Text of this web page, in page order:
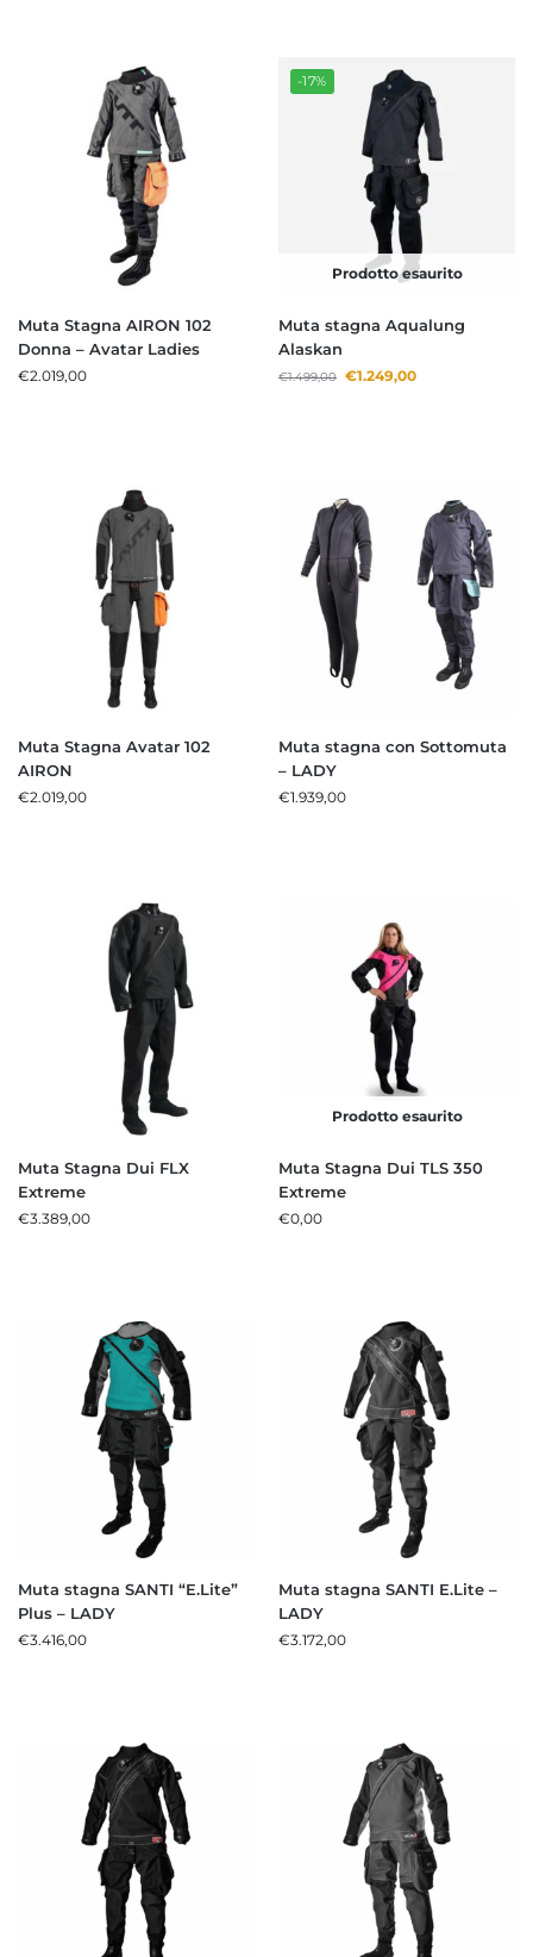
Muta Stagna AIRON 102
Donna – Avatar Ladies
€2.019,00
-17%
Prodotto esaurito
Muta stagna Aqualung
Alaskan
€1.499,00 €1.249,00
Muta Stagna Avatar 102
AIRON
€2.019,00
Muta stagna con Sottomuta
– LADY
€1.939,00
Muta Stagna Dui FLX
Extreme
€3.389,00
Prodotto esaurito
Muta Stagna Dui TLS 350
Extreme
€0,00
Muta stagna SANTI “E.Lite”
Plus – LADY
€3.416,00
Muta stagna SANTI E.Lite –
LADY
€3.172,00